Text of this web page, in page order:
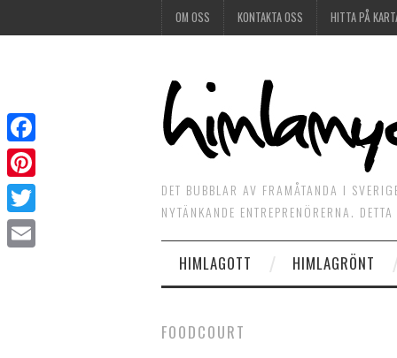
OM OSS KONTAKTA OSS HITTA PÅ
DET BUBBLAR AV FRAMÅTANDA I
NYTÄNKANDE ENTREPRENÖRERNA.
HIMLAGOTT HIMLAGRÖNT
FOODCOURT
Facebook
Pinterest
Twitter